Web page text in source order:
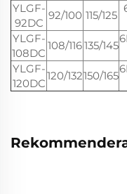
YLGF-
92DC
92/100 115/125
YLGF-
108DC
108/116135/145
YLGF-
120DC
120/132150/165